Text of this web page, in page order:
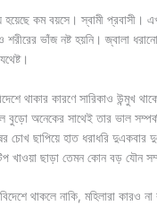
হয়েছে কম বয়সে। স্বামী প্রবাসী।
শরীরের ভাঁজ নষ্ট হয়নি। জ্বালা
থাকার কারণে সারিকাও উন্মুখ
বুড়ো অনেকের সাথেই তার ভাল
চোখ ছাপিয়ে হাত ধরাধরি
খাওয়া ছাড়া তেমন কোন বড় যৌন
থাকলে নাকি, মহিলারা কারও